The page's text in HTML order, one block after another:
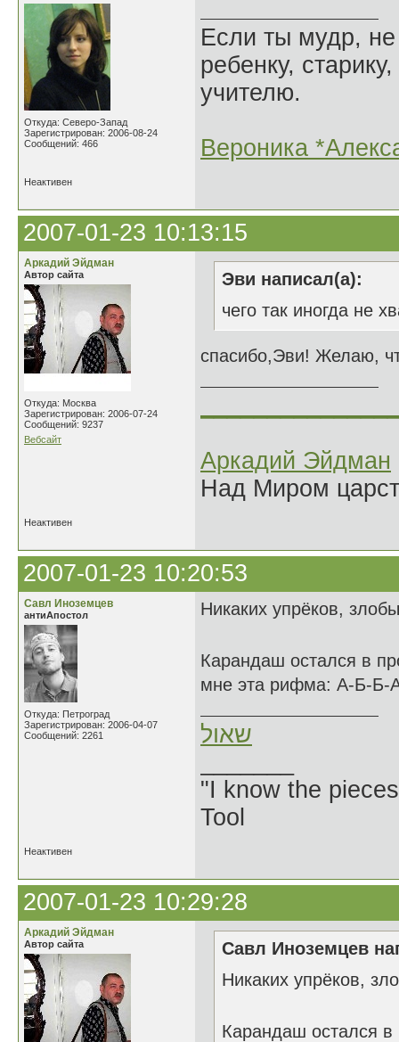
Откуда: Северо-Запад
Зарегистрирован: 2006-08-24
Сообщений: 466
Если ты мудр, не
ребенку,
учителю.
Вероника
Неактивен
2007-01-23 10:13:15
Аркадий Эйдман
Автор сайта
Откуда: Москва
Зарегистрирован: 2006-07-24
Сообщений: 9237
Вебсайт
Эви написал(а):
чего так иногда не
спасибо,Эви! Желаю,
Аркадий Эйдман
Над Миром
Неактивен
2007-01-23 10:20:53
Савл Иноземцев
антиАпостол
Откуда: Петроград
Зарегистрирован: 2006-04-07
Сообщений: 2261
Никаких упрёков,
Карандаш остался в
мне эта рифма: А-Б-Б-А
שאול
"I know the
Tool
Неактивен
2007-01-23 10:29:28
Аркадий Эйдман
Автор сайта
Савл Иноземцев
Никаких упрёков,
Карандаш остался